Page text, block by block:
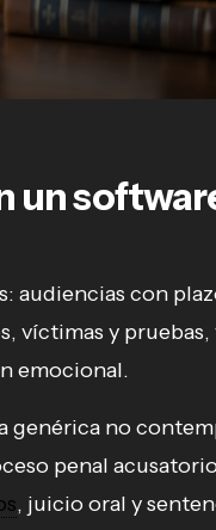
un
audiencias con
víctimas y pruebas,
emocional.
genérica no
penal acusatorio
, juicio oral y